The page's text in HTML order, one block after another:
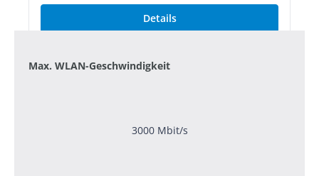
Details
Max. WLAN-Geschwindigkeit
3000 Mbit/s